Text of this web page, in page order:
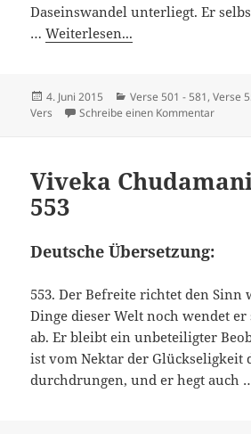
Daseinswandel unterliegt. Er
…Weiterlesen...
Veröffentlicht
am
4. Juni 2015 Kategorien
Verse 501 - 581,Verse
Vers
Schreibe einen Kommentarzu
Viveka
553
Deutsche Übersetzung:
553. Der Befreite richtet den Sinn
Dinge dieser Welt noch wendet
ab. Er bleibt ein unbeteiligter
ist vom Nektar der Glückseligkeit
durchdrungen, und er hegt auch